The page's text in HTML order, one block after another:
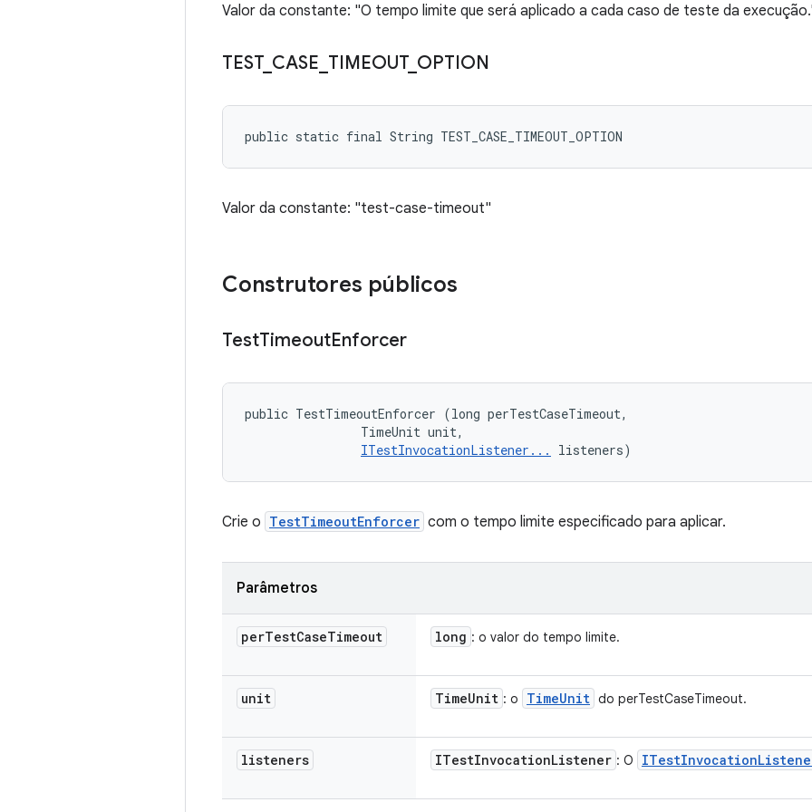
Valor da constante: "O tempo limite que será aplicado a cada caso de teste da
TEST_ CASE TIMEOUT_ OPTION
public static final String TEST_CASE_TIMEOUT_OPTION
Valor da constante: "test-case-timeout"
Construtores públicos
TestTimeoutEnforcer
public TestTimeoutEnforcer (long perTestCaseTimeout,
                TimeUnit unit,
ITestInvocationListener...
listeners)
Crie o TestTimeoutEnforcer com o tempo limite especificado para aplicar.
Parâmetros
perTestCaseTimeout long : o valor do tempo limite.
unit TimeUnit : o TimeUnit do perTestCaseTimeout.
listeners ITestInvocationListener : O ITestInvocation